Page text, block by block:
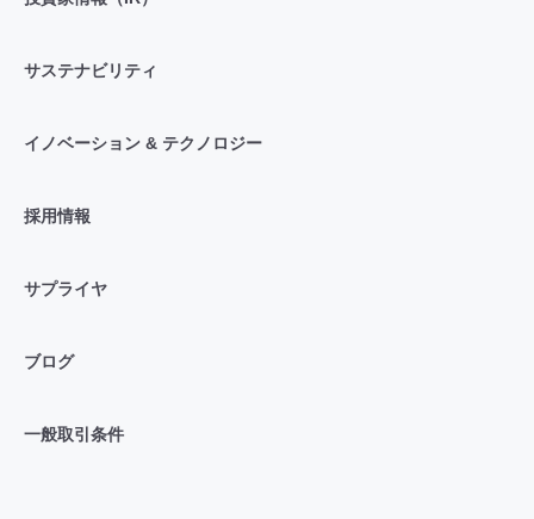
サステナビリティ
イノベーション & テクノロジー
採用情報
サプライヤ
ブログ
一般取引条件